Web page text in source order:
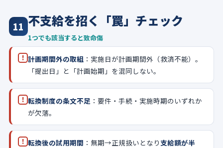
11 不支給を招く「罠」チェック
1つでも該当すると致命傷
! 計画期間外の取組 ：実施日が計画期間外（救済不能）。
「提出日」と「計画始期」を混同しない。
! 転換制度の条文不足 ：要件・手続・実施時期のいずれか
が欠落。
! 転換後の試用期間 ：無期→正規扱いとなり 支給額が半